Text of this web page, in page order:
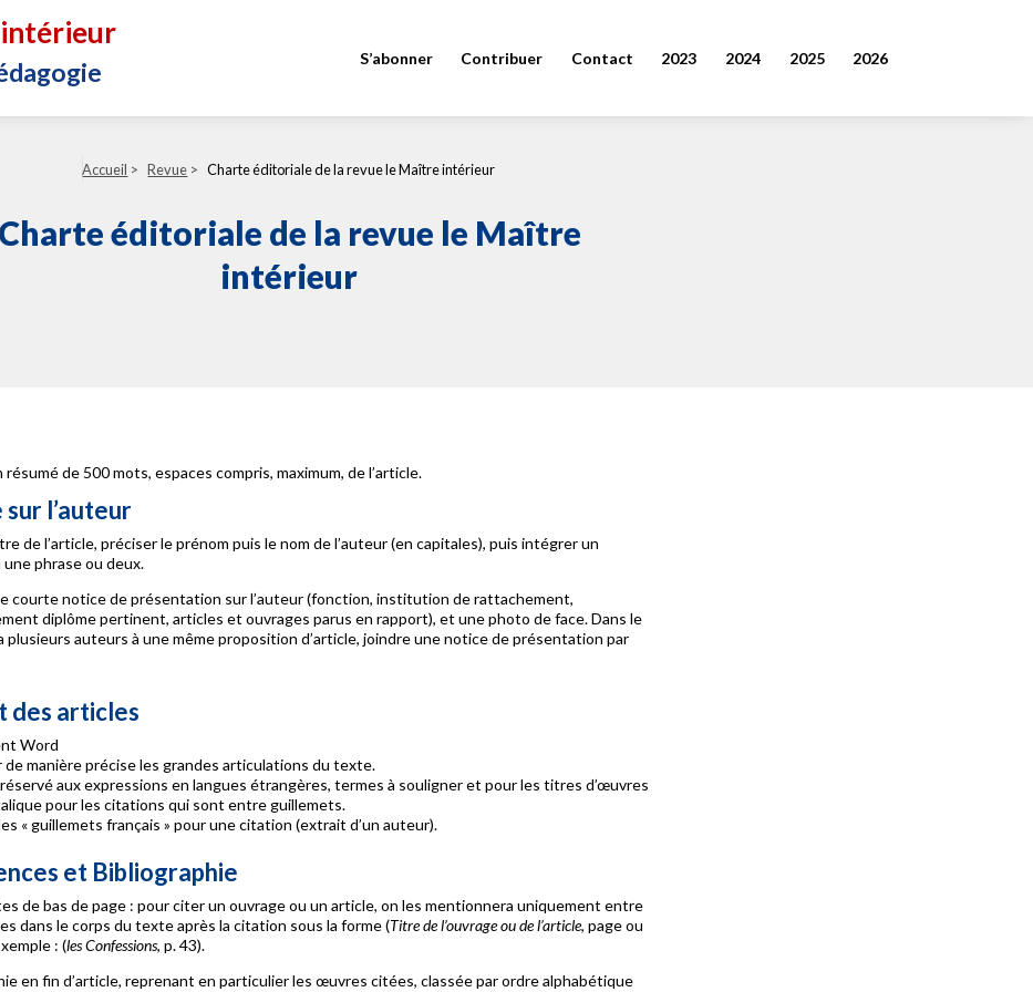
S’abonner Contribuer Contact 2023 2024 2025 2026
Accueil > Revue > Charte éditoriale de la revue le Maître intérieur
Charte éditoriale de la revue le Maître
intérieur
résumé de 500 mots, espaces compris, maximum, de l’article.
l’auteur
de l’article, préciser le prénom puis le nom de l’auteur (en capitales), puis intégrer un
phrase ou deux.
courte notice de présentation sur l’auteur (fonction, institution de rattachement,
diplôme pertinent, articles et ouvrages parus en rapport), et une photo de face. Dans le
plusieurs auteurs à une même proposition d’article, joindre une notice de présentation par
des articles
Word
de manière précise les grandes articulations du texte.
aux expressions en langues étrangères, termes à souligner et pour les titres d’œuvres
pour les citations qui sont entre guillemets.
« guillemets français » pour une citation (extrait d’un auteur).
et Bibliographie
de bas de page : pour citer un ouvrage ou un article, on les mentionnera uniquement entre
dans le corps du texte après la citation sous la forme (Titre de l’ouvrage ou de l’article, page ou
: (les Confessions, p. 43).
en fin d’article, reprenant en particulier les œuvres citées, classée par ordre alphabétique